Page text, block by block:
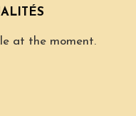
at the moment.